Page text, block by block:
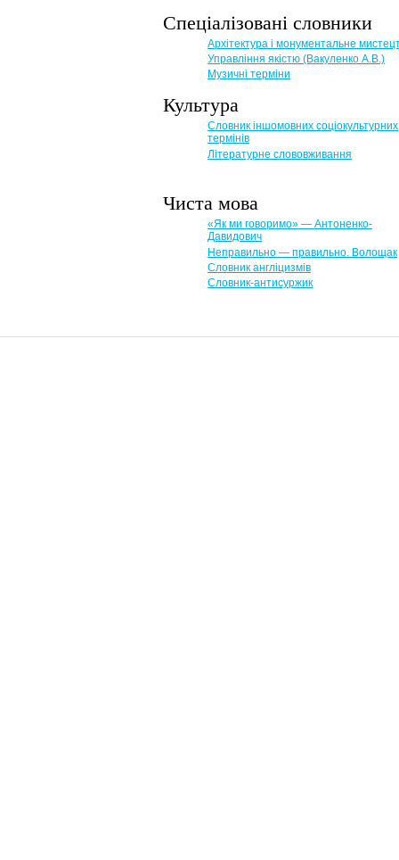
Спеціалізовані словники
Архітектура і монументальне
Управління якістю (Вакуленко А.В.)
Музичні терміни
Культура
Словник іншомовних соціокультурних
термінів
Літературне слововживання
Чиста мова
«Як ми говоримо» — Антоненко-
Давидович
Неправильно — правильно. Волощак
Словник англіцизмів
Словник-антисуржик